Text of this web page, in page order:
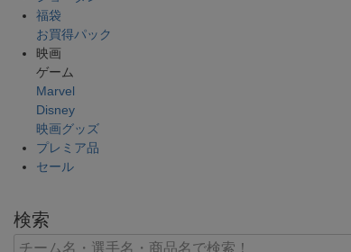
福袋
お買得パック
映画
ゲーム
Marvel
Disney
映画グッズ
プレミア品
セール
検索